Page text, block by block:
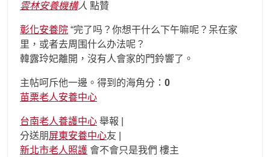
雲林安養機構人 點贊
彰化安養院 “完了吗？你想干什么下午嘛呢？呆在家
里，或者去周围什么办法呢？
韓露玲妃離開，沒有人會家的門鈴響了。
主帖呵斥他一邊。得到的海角分： 0
苗栗老人安養中心
台南老人養護中心 舉報 |
分送朋屏東安養中心友 |
新北市老人照護 會不會只是我們 樓主